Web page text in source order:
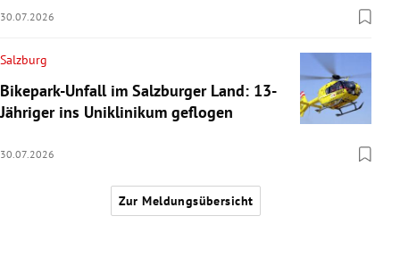
30.07.2026
Salzburg
Bikepark-Unfall im Salzburger Land: 13-
Jähriger ins Uniklinikum geflogen
30.07.2026
Zur Meldungsübersicht